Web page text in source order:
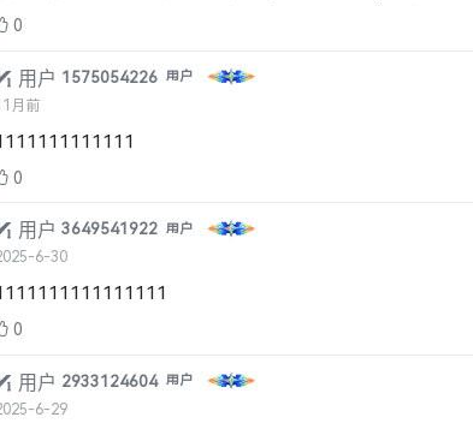
0
用户 1575054226 用户
月前
0
用户3649541922 用户
6-30
0
用户 2933124604 用户
6-29